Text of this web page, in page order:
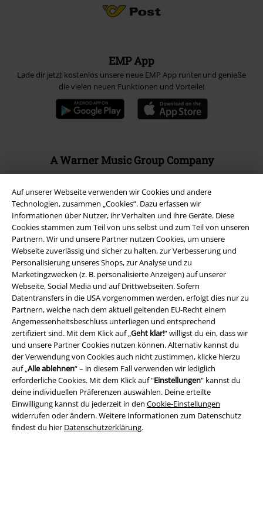
Auf unserer Webseite verwenden wir Cookies und andere
Technologien, zusammen „Cookies“. Dazu erfassen wir
Informationen über Nutzer, ihr Verhalten und ihre Geräte. Diese
Cookies stammen zum Teil von uns selbst und zum Teil von unseren
Partnern. Wir und unsere Partner nutzen Cookies, um unsere
Webseite zuverlässig und sicher zu halten, zur Verbesserung und
Personalisierung unseres Shops, zur Analyse und zu
Marketingzwecken (z. B. personalisierte Anzeigen) auf unserer
Webseite, Social Media und auf Drittwebseiten. Sofern
Datentransfers in die USA vorgenommen werden, erfolgt dies nur zu
Partnern, welche nach dem aktuell geltenden EU-Recht einem
Angemessenheitsbeschluss unterliegen und entsprechend
zertifiziert sind. Mit dem Klick auf „Geht klar!“ willigst du ein, dass wir
und unsere Partner Cookies nutzen können. Alternativ kannst du
der Verwendung von Cookies auch nicht zustimmen, klicke hierzu
auf „Alle ablehnen“ – in diesem Fall verwenden wir lediglich
erforderliche Cookies. Mit dem Klick auf "Einstellungen" kannst du
deine individuellen Präferenzen auswählen. Deine erteilte
Einwilligung kannst du jederzeit in den Cookie-Einstellungen
widerrufen oder ändern. Weitere Informationen zum Datenschutz
findest du hier Datenschutzerklärung.
EMP App
Lade dir jetzt kostenlos unsere neue EMP App runter und genieße
die vielen neuen Funktionen und Vorteile!
A Warner Music Group Company
Rechtliches
AGB
Impressum
Datenschutz
Entsorgung und Umweltschutz